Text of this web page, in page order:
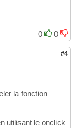
0
0
#4
la fonction
utilisant le onclick